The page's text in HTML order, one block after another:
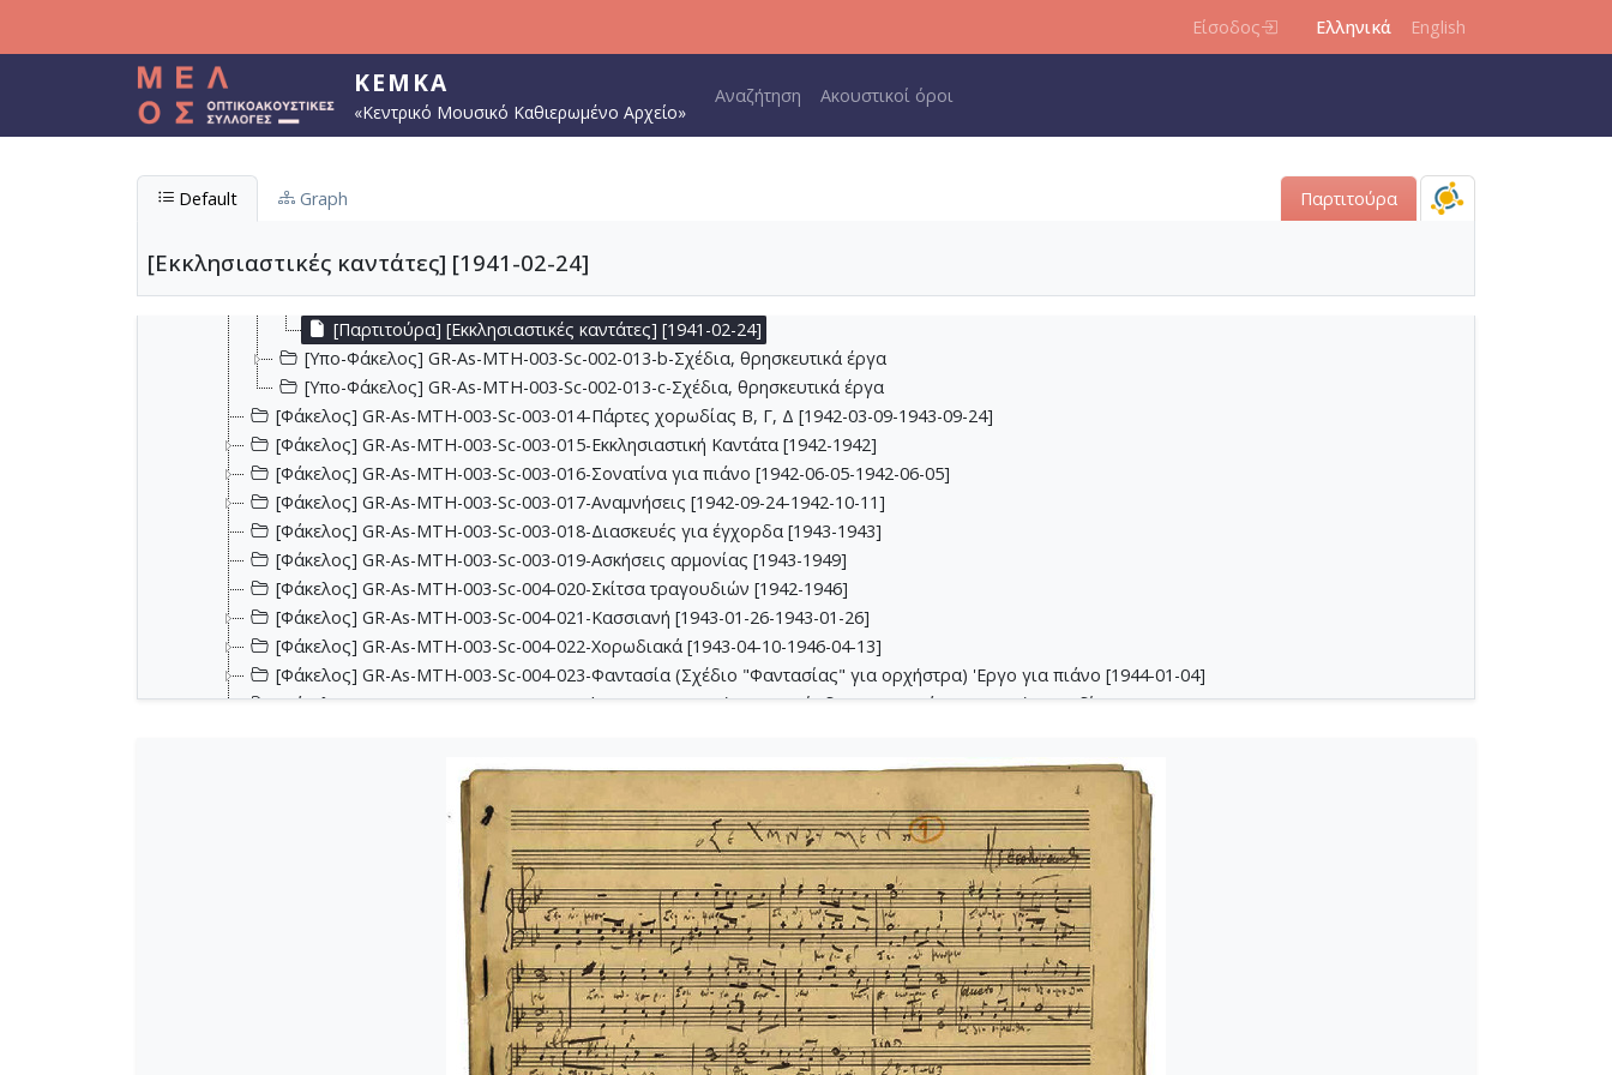
Είσοδος Ελληνικά English
ΚΕΜΚΑ
«Κεντρικό Μουσικό Καθιερωμένο Αρχείο»
Main navigation
Αναζήτηση Ακουστικοί όροι
Default Graph Παρτιτούρα
[Εκκλησιαστικές καντάτες] [1941-02-24]
[Φάκελος] GR-As-MTH-003-Sc-001-006-Έργα για βιολί, βιoλί και πιάνο [1939-1943]
[Φάκελος] GR-As-MTH-003-Sc-001-007-Τραγούδια [Σκόρπια Τραγούδια 1939-1952] [1940-1948]
[Φάκελος] GR-As-MTH-003-Sc-002-008-Σχέδια, ορχηστρικά [1940-1940]
[Φάκελος] GR-As-MTH-003-Sc-002-011-Σχέδια, έργα για βιολί ή τσέλο και πιάνο [1941-04-14-1946-04-22]
[Φάκελος] GR-As-MTH-003-Sc-002-013-Σχέδια, θρησκευτικά έργα [1941-02-24-1945-04-09]
[Υπο-Φάκελος] GR-As-MTH-003-Sc-002-013-a-Σχέδια, θρησκευτικά έργα
[Παρτιτούρα] [Εκκλησιαστικές καντάτες] [1941-02-24]
[Υπο-Φάκελος] GR-As-MTH-003-Sc-002-013-b-Σχέδια, θρησκευτικά έργα
[Υπο-Φάκελος] GR-As-MTH-003-Sc-002-013-c-Σχέδια, θρησκευτικά έργα
[Φάκελος] GR-As-MTH-003-Sc-003-014-Πάρτες χορωδίας Β, Γ, Δ [1942-03-09-1943-09-24]
[Φάκελος] GR-As-MTH-003-Sc-003-015-Εκκλησιαστική Καντάτα [1942-1942]
[Φάκελος] GR-As-MTH-003-Sc-003-016-Σονατίνα για πιάνο [1942-06-05-1942-06-05]
[Φάκελος] GR-As-MTH-003-Sc-003-017-Αναμνήσεις [1942-09-24-1942-10-11]
[Φάκελος] GR-As-MTH-003-Sc-003-018-Διασκευές για έγχορδα [1943-1943]
[Φάκελος] GR-As-MTH-003-Sc-003-019-Ασκήσεις αρμονίας [1943-1949]
[Φάκελος] GR-As-MTH-003-Sc-004-020-Σκίτσα τραγουδιών [1942-1946]
[Φάκελος] GR-As-MTH-003-Sc-004-021-Κασσιανή [1943-01-26-1943-01-26]
[Φάκελος] GR-As-MTH-003-Sc-004-022-Χορωδιακά [1943-04-10-1946-04-13]
[Φάκελος] GR-As-MTH-003-Sc-004-023-Φαντασία (Σχέδιο "Φαντασίας" για ορχήστρα) 'Εργο για πιάνο [1944-01-04]
[Φάκελος] GR-As-MTH-003-Sc-004-024-Ύμνος - Για ορχήστρα εγχόρδων και τετράφωνη μιχτή χορωδία [1944-05-28]
[Φάκελος] GR-As-MTH-003-Sc-004-027-Μικρή συμφωνία [1945-1945]
[Φάκελος] GR-As-MTH-003-Sc-004-028-Andante για cello solo και πιάνο [1945-06-08-1945-06-11]
[Φάκελος] GR-As-MTH-003-Sc-004-029-Ελεγείο 1 [1945-06-20]
[Φάκελος] GR-As-MTH-003-Sc-004-030-Πέντε ναύτες [1945-10-06]
[Φάκελος] GR-As-MTH-003-Sc-004-031-Έργο Βασ. Ρώτα [1945-11-07]
[Φάκελος] GR-As-MTH-003-Sc-005-032-Ασκήσεις αντίστιξης [1945-12-03-1949-12-01]
[Φάκελος] GR-As-MTH-003-Sc-005-033-Δεκέμβρης '44 [Τέσσερα κομμάτια για το Δεκέμβρη] [1945-12-09-1945-12-30]
[Φάκελος] GR-As-MTH-003-Sc-005-034-Ελεγείο Στο θάνατο του αγωνιστού [1945]
[Φάκελος] GR-As-MTH-003-Sc-005-035-Δεκέμβρης' 1. Το συλλαλητήριο σε ορχήστρα εγχόρδων [1946]
[Φάκελος] GR-As-MTH-003-Sc-005-036-Κουαρτέτο εγχόρδων Αρ. 1 [1946-02-24-1946-02-28]